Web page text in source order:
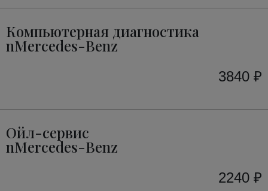
Компьютерная диагностика
nMercedes-Benz
3840 ₽
Ойл-сервис
nMercedes-Benz
2240 ₽